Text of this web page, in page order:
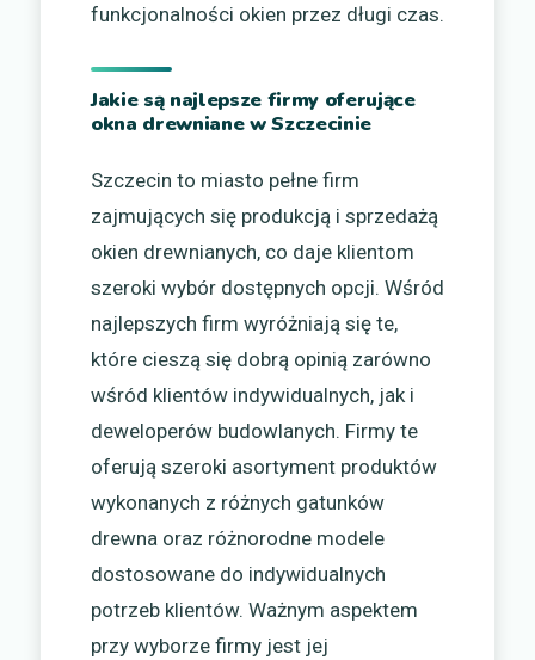
funkcjonalności okien przez długi czas.
Jakie są najlepsze firmy oferujące
okna drewniane w Szczecinie
Szczecin to miasto pełne firm
zajmujących się produkcją i sprzedażą
okien drewnianych, co daje klientom
szeroki wybór dostępnych opcji. Wśród
najlepszych firm wyróżniają się te,
które cieszą się dobrą opinią zarówno
wśród klientów indywidualnych, jak i
deweloperów budowlanych. Firmy te
oferują szeroki asortyment produktów
wykonanych z różnych gatunków
drewna oraz różnorodne modele
dostosowane do indywidualnych
potrzeb klientów. Ważnym aspektem
przy wyborze firmy jest jej